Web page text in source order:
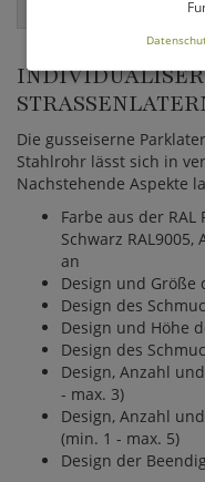
Die gusseiserne
Stahlrohr lässt sich in
Nachstehende Aspekte
Farbe aus der
Schwarz RAL9005,
an
Design und Größe
Design des
Design und Höhe
Design des
Design, Anzahl
- max. 3)
Design, Anzahl
(min. 1 - max. 5)
Design der